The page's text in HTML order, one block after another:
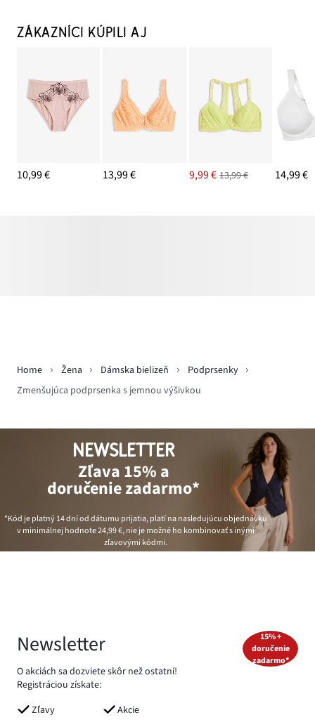
ZÁKAZNÍCI KÚPILI AJ
10,99 € 13,99 € 9,99 € 13,99 € 14,99 €
Home Žena Dámska bielizeň
Podprsenky
Zmenšujúca podprsenka s jemnou výšivkou
NEWSLETTER
Zľava 15% a
doručenie zadarmo*
*Kód je platný 14 dní od dátumu prijatia, platí na nasledujúcu objednávku
v minimálnej hodnote24,99 €, nie je možné ho kombinovať s inými
zľavovými kódmi.
Newsletter
O akciách sa dozviete skôr než ostatní!
Registráciou získate:
Zľavy
Akcie
15% +
doručenie
zadarmo*